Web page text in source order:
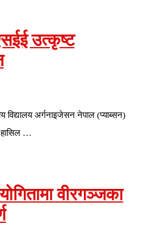
उत्कृष्ट
अर्गनाइजेसन नेपाल (प्याब्सन)
हासिल …
वीरगञ्जका